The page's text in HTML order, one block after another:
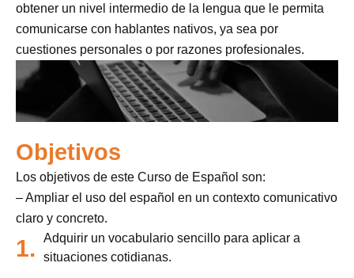
obtener un nivel intermedio de la lengua que le permita
comunicarse con hablantes nativos, ya sea por
cuestiones personales o por razones profesionales.
Objetivos
Los objetivos de este Curso de Español son:
– Ampliar el uso del español en un contexto comunicativo
claro y concreto.
1.
Adquirir un vocabulario sencillo para aplicar a
situaciones cotidianas.